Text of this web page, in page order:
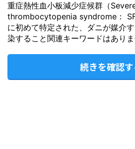
重症熱性血小板減少症候群（
thrombocytopenia syndrome：
に初めて特定された、ダニが媒介
染すること関連キーワードはあり
続きを確認す